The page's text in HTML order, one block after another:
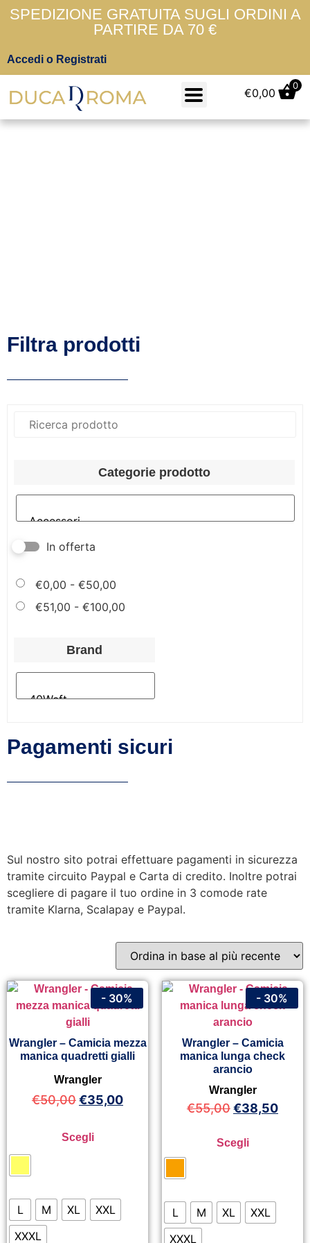
SPEDIZIONE GRATUITA SUGLI ORDINI A
PARTIRE DA 70 €
Accedi o Registrati
€0,00
0
Filtra prodotti
Categorie prodotto
In offerta
€0,00 - €50,00
€51,00 - €100,00
Brand
Pagamenti sicuri
Sul nostro sito potrai effettuare pagamenti in sicurezza
tramite circuito Paypal e Carta di credito. Inoltre potrai
scegliere di pagare il tuo ordine in 3 comode rate
tramite Klarna, Scalapay e Paypal.
Wrangler – Camicia mezza
manica quadretti gialli
Wrangler
€50,00€35,00
Scegli
L M XL
XXL
XXXL
- 30%
Wrangler – Camicia
manica lunga check
arancio
Wrangler
€55,00€38,50
Scegli
L M XL
XXL
XXXL
- 30%